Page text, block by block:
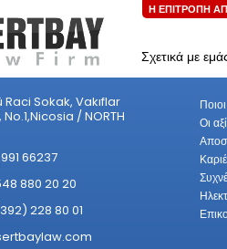
Η ΕΠΙΤΡΟΠΗ
Σχετικά με
Raci Sokak, Vakıflar
No.1,Nicosia / NORTH
66237
880 20 20
228 80 01
Οι